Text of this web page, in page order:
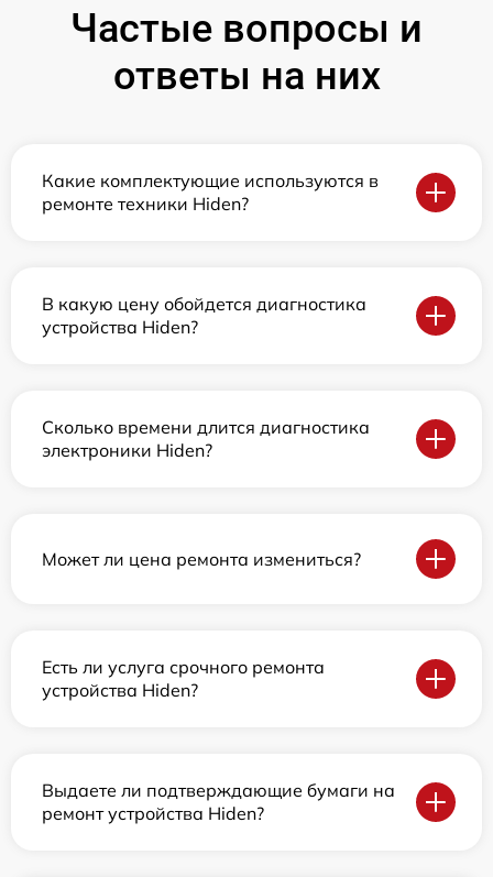
Частые вопросы и
ответы на них
Какие комплектующие используются в
ремонте техники Hiden?
В какую цену обойдется диагностика
устройства Hiden?
Сколько времени длится диагностика
электроники Hiden?
Может ли цена ремонта измениться?
Есть ли услуга срочного ремонта
устройства Hiden?
Выдаете ли подтверждающие бумаги на
ремонт устройства Hiden?